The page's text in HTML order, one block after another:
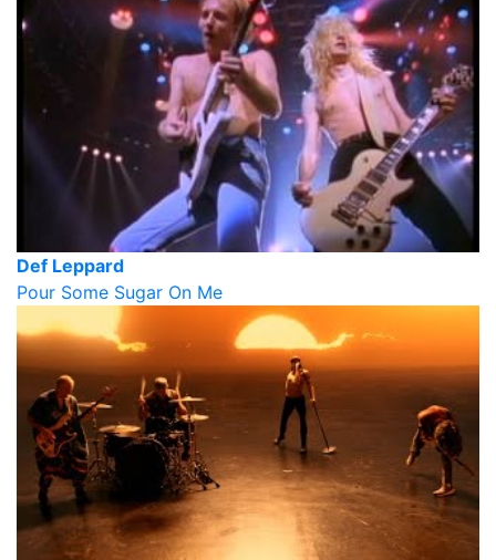
Def Leppard
Pour Some Sugar On Me